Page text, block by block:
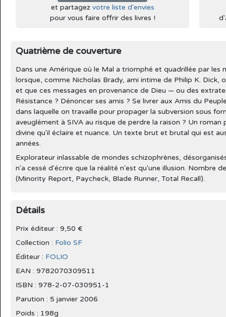
et partagez votre liste d'envies
pour vous faire offrir des livres !
Quatrième de couverture
Dans une Amérique où le Mal a triomphé et quadrillée par les
lorsque, comme Nicholas Brady, ami intime de Philip K. Dick,
et que ces messages en provenance de Dieu — ou des
Résistance ? Dénoncer ses amis ? Se livrer aux Amis du
dans laquelle on travaille pour propager la subversion sous
aveuglément à SIVA au risque de perdre la raison ? Un
divine qu'il éclaire et nuance. Un texte brut et brutal qui est
années.
Explorateur inlassable de mondes schizophrènes,
n'a cessé d'écrire que la réalité n'est qu'une illusion. Nombre
(Minority Report, Paycheck, Blade Runner, Total Recall).
Détails
Prix éditeur : 9,50 €
Collection : Folio SF
Éditeur : FOLIO
EAN : 9782070309511
ISBN : 978-2-07-030951-1
Parution : 5 janvier 2006
Poids : 198g